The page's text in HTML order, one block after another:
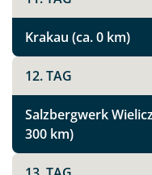
Krakau (ca. 0 km)
12. TAG
Salzbergwerk
300 km)